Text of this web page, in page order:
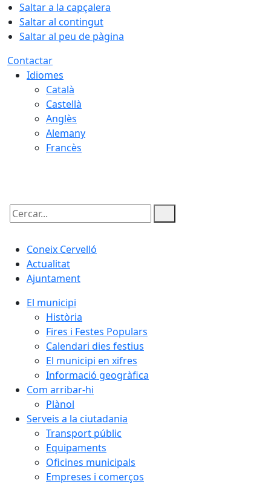
Saltar a la capçalera
Saltar al contingut
Saltar al peu de pàgina
Contactar
Idiomes
Català
Castellà
Anglès
Alemany
Francès
Cercar:
Coneix Cervelló
Actualitat
Ajuntament
El municipi
Història
Fires i Festes Populars
Calendari dies festius
El municipi en xifres
Informació geogràfica
Com arribar-hi
Plànol
Serveis a la ciutadania
Transport públic
Equipaments
Oficines municipals
Empreses i comerços